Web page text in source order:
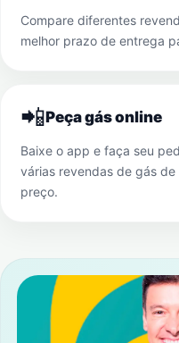
Compare diferentes
melhor prazo de entrega
📲Peça gás online
Baixe o app e faça seu
várias revendas de gás
preço.